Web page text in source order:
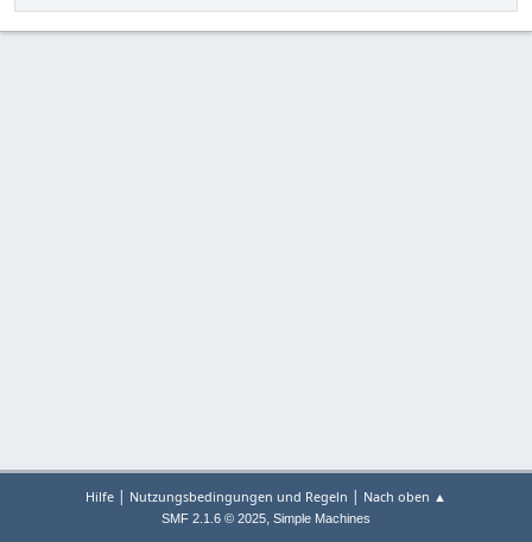
Hilfe | Nutzungsbedingungen und Regeln | Nach oben ▲
SMF 2.1.6 © 2025, Simple Machines